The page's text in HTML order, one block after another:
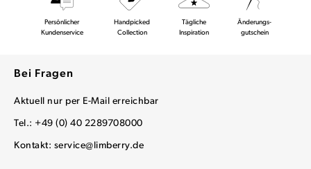
Persönlicher
Kundenservice
Handpicked
Collection
Tägliche
Inspiration
Änderungs-
gutschein
Bei Fragen
Aktuell nur per E-Mail erreichbar
Tel.: +49 (0) 40 2289708000
Kontakt: service@limberry.de